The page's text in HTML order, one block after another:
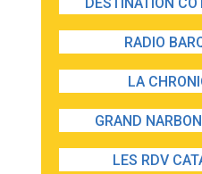
RADIO
LA
GRAND
LES RDV